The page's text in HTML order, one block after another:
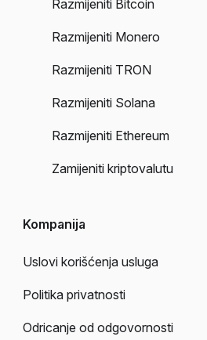
Razmijeniti Bitcoin
Razmijeniti Monero
Razmijeniti TRON
Razmijeniti Solana
Razmijeniti Ethereum
Zamijeniti kriptovalutu
Kompanija
Uslovi korišćenja usluga
Politika privatnosti
Odricanje od odgovornosti